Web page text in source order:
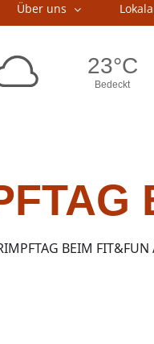
Über uns
BEIM